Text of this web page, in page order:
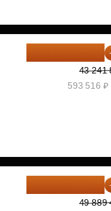
43 241
593 516 ₽
49 889